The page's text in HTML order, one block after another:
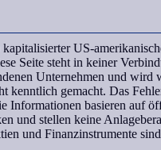
US-
Seite steht in keiner
Unternehmen und wird
gemacht. Das
Informationen basieren auf
und stellen keine
und Finanzinstrumente